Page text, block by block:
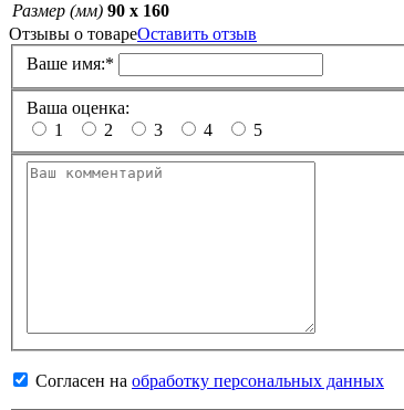
Размер (мм) 90 х 160
Отзывы о товареОставить отзыв
Ваше имя:*
Ваша оценка:
1
2 3 4 5
Согласен на обработку персональных данных